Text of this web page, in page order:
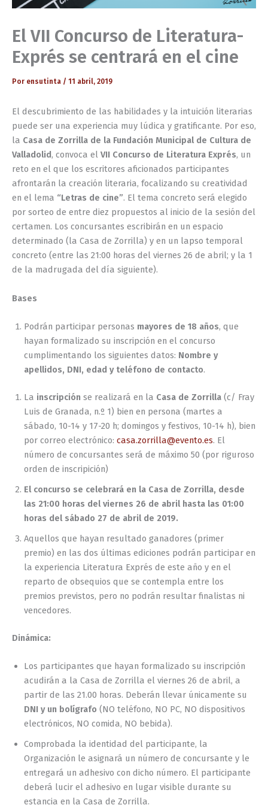
El VII Concurso de Literatura-
Exprés se centrará en el cine
Por ensutinta / 11 abril, 2019
El descubrimiento de las habilidades y la intuición literarias
puede ser una experiencia muy lúdica y gratificante. Por eso,
la Casa de Zorrilla de la Fundación Municipal de Cultura de
Valladolid, convoca el VII Concurso de Literatura Exprés, un
reto en el que los escritores aficionados participantes
afrontarán la creación literaria, focalizando su creatividad
en el lema “Letras de cine”. El tema concreto será elegido
por sorteo de entre diez propuestos al inicio de la sesión del
certamen. Los concursantes escribirán en un espacio
determinado (la Casa de Zorrilla) y en un lapso temporal
concreto (entre las 21:00 horas del viernes 26 de abril; y la 1
de la madrugada del día siguiente).
Bases
Podrán participar personas mayores de 18 años, que
hayan formalizado su inscripción en el concurso
cumplimentando los siguientes datos: Nombre y
apellidos, DNI, edad y teléfono de contacto.
La inscripción se realizará en la Casa de Zorrilla (c/ Fray
Luis de Granada, n.º 1) bien en persona (martes a
sábado, 10-14 y 17-20 h; domingos y festivos, 10-14 h), bien
por correo electrónico: casa.zorrilla@evento.es. El
número de concursantes será de máximo 50 (por riguroso
orden de inscripición)
El concurso se celebrará en la Casa de Zorrilla, desde
las 21:00 horas del viernes 26 de abril hasta las 01:00
horas del sábado 27 de abril de 2019.
Aquellos que hayan resultado ganadores (primer
premio) en las dos últimas ediciones podrán participar en
la experiencia Literatura Exprés de este año y en el
reparto de obsequios que se contempla entre los
premios previstos, pero no podrán resultar finalistas ni
vencedores.
Dinámica:
Los participantes que hayan formalizado su inscripción
acudirán a la Casa de Zorrilla el viernes 26 de abril, a
partir de las 21.00 horas. Deberán llevar únicamente su
DNI y un bolígrafo (NO teléfono, NO PC, NO dispositivos
electrónicos, NO comida, NO bebida).
Comprobada la identidad del participante, la
Organización le asignará un número de concursante y le
entregará un adhesivo con dicho número. El participante
deberá lucir el adhesivo en lugar visible durante su
estancia en la Casa de Zorrilla.